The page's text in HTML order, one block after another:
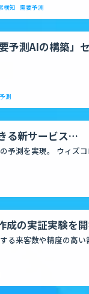
検知 需要予測
予測AIの構築」
測
る新サービス
予測を実現。 ウィズ
成の実証実験を
る来客数や精度の高い